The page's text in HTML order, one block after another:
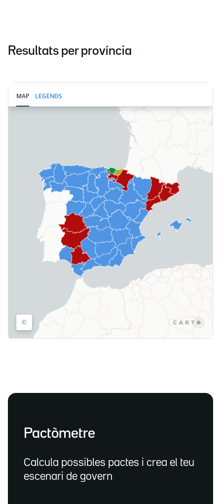
Resultats per província
Pactòmetre
Calcula possibles pactes i crea el teu
escenari de govern